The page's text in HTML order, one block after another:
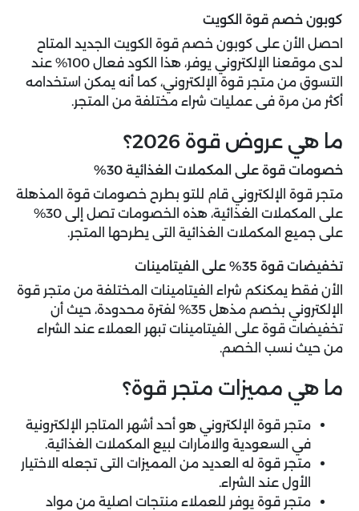
كوبون خصم قوة الكويت
احصل الأن على كوبون خصم قوة الكويت الجديد المتاح
لدى موقعنا الإلكتروني يوفر، هذا الكود فعال 100% عند
التسوق من متجر قوة الإلكتروني، كما أنه يمكن استخدامه
أكثر من مرة فى عمليات شراء مختلفة من المتجر.
ما هي عروض قوة 2026؟
خصومات قوة على المكملات الغذائية 30%
متجر قوة الإلكتروني قام للتو بطرح خصومات قوة المذهلة
على المكملات الغذائية، هذه الخصومات تصل إلى 30%
على جميع المكملات الغذائية التى يطرحها المتجر.
تخفيضات قوة 35% على الفيتامينات
الأن فقط يمكنكم شراء الفيتامينات المختلفة من متجر قوة
الإلكتروني بخصم مذهل 35% لفترة محدودة، حيث أن
تخفيضات قوة على الفيتامينات تبهر العملاء عند الشراء
من حيث نسب الخصم.
ما هي مميزات متجر قوة؟
متجر قوة الإلكتروني هو أحد أشهر المتاجر الإلكترونية
في السعودية والامارات لبيع المكملات الغذائية.
متجر قوة له العديد من المميزات التى تجعله الاختيار
الأول عند الشراء.
متجر قوة يوفر للعملاء منتجات اصلية من مواد